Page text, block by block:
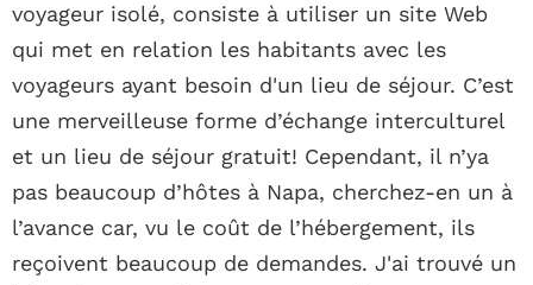
voyageur isolé, consiste à utiliser un site Web
qui met en relation les habitants avec les
voyageurs ayant besoin d'un lieu de séjour. C’est
une merveilleuse forme d’échange interculturel
et un lieu de séjour gratuit! Cependant, il n’ya
pas beaucoup d’hôtes à Napa, cherchez-en un à
l’avance car, vu le coût de l’hébergement, ils
reçoivent beaucoup de demandes. J'ai trouvé un